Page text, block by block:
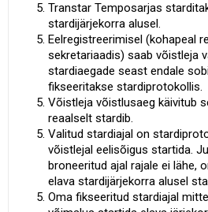
Transtar Temposarjas
stardijärjekorra alusel.
Eelregistreerimisel (kohapeal
sekretariaadis) saab võistleja
stardiaegade seast endale
fikseeritakse stardiprotokollis.
Võistleja võistlusaeg käivitub
reaalselt stardib.
Valitud stardiajal on
võistlejal eelisõigus startida.
broneeritud ajal rajale ei lähe,
elava stardijärjekorra alusel
Oma fikseeritud stardiajal